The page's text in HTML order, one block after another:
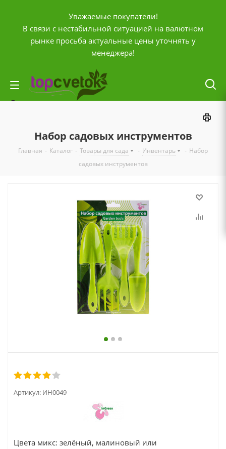
Уважаемые покупатели!
В связи с нестабильной ситуацией на валютном
рынке просьба актуальные цены уточнять у
менеджера!
Отложенные
Сравнение товаров
Контактная информация
ПН-ПТ с10:00 до 20:00
zakaz@topcvetok.ru
Набор садовых инструментов
Главная - Каталог - Товары для сада - Инвентарь - Набор
садовых инструментов
Артикул: ИН0049
Цвета микс: зелёный, малиновый или